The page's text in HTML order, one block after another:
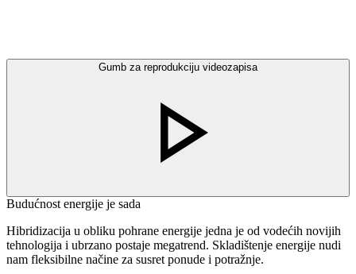
Gumb za reprodukciju videozapisa
Budućnost energije je sada
Hibridizacija u obliku pohrane energije jedna je od vodećih novijih
tehnologija i ubrzano postaje megatrend. Skladištenje energije nudi
nam fleksibilne načine za susret ponude i potražnje.